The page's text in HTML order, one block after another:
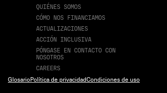
QUIÉNES SOMOS
CÓMO NOS FINANCIAMOS
ACTUALIZACIONES
ACCIÓN INCLUSIVA
PÓNGASE EN CONTACTO CON
NOSOTROS
CAREERS
GlosarioPolítica de privacidadCondiciones de uso